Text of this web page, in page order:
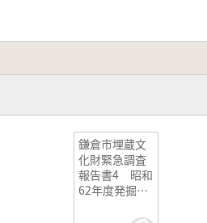
鎌倉市埋蔵文
化財緊急調査
報告書4 昭和
62年度発掘調